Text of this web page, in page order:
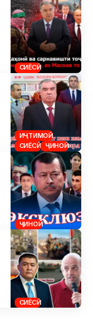
СИЁСӢ
ИҶТИМОӢ
СИЁСӢ
ҶИНОӢ
ҶИНОӢ
СИЁСӢ